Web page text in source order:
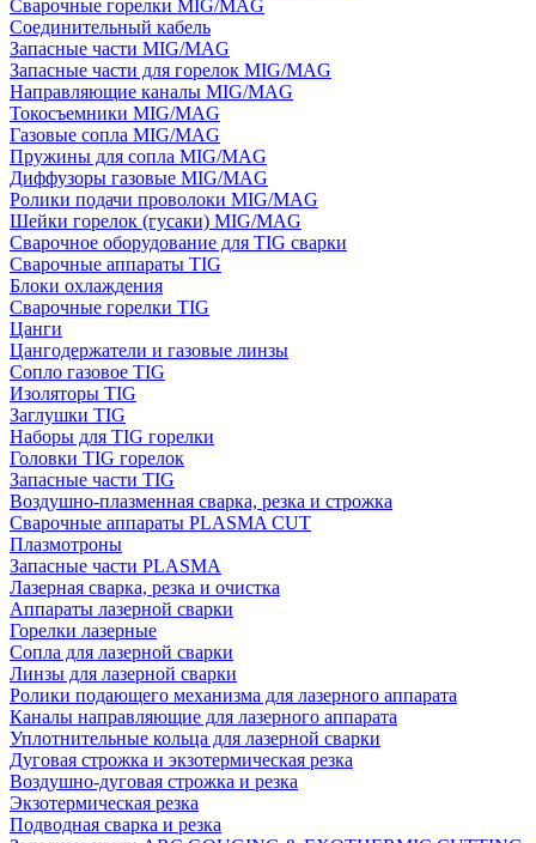
Сварочные горелки MIG/MAG
Соединительный кабель
Запасные части MIG/MAG
Запасные части для горелок MIG/MAG
Направляющие каналы MIG/MAG
Токосъемники MIG/MAG
Газовые сопла MIG/MAG
Пружины для сопла MIG/MAG
Диффузоры газовые MIG/MAG
Ролики подачи проволоки MIG/MAG
Шейки горелок (гусаки) MIG/MAG
Сварочное оборудование для TIG сварки
Сварочные аппараты TIG
Блоки охлаждения
Сварочные горелки TIG
Цанги
Цангодержатели и газовые линзы
Сопло газовое TIG
Изоляторы TIG
Заглушки TIG
Наборы для TIG горелки
Головки TIG горелок
Запасные части TIG
Воздушно-плазменная сварка, резка и строжка
Сварочные аппараты PLASMA CUT
Плазмотроны
Запасные части PLASMA
Лазерная сварка, резка и очистка
Аппараты лазерной сварки
Горелки лазерные
Сопла для лазерной сварки
Линзы для лазерной сварки
Ролики подающего механизма для лазерного аппарата
Каналы направляющие для лазерного аппарата
Уплотнительные кольца для лазерной сварки
Дуговая строжка и экзотермическая резка
Воздушно-дуговая строжка и резка
Экзотермическая резка
Подводная сварка и резка